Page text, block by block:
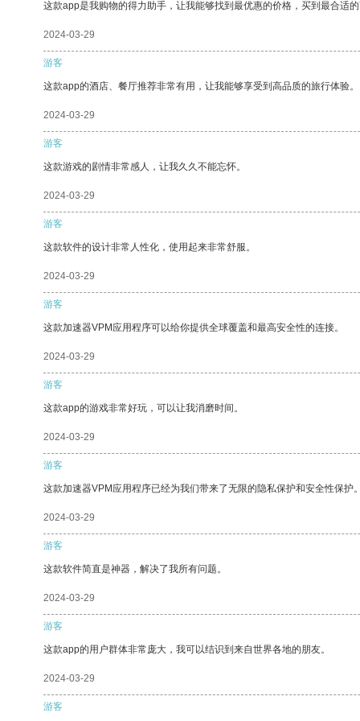
这款app是我购物的得力助手，让我能够找到最优惠的价格，买到最合适
2024-03-29
游客
这款app的酒店、餐厅推荐非常有用，让我能够享受到高品质的旅行体验。
2024-03-29
游客
这款游戏的剧情非常感人，让我久久不能忘怀。
2024-03-29
游客
这款软件的设计非常人性化，使用起来非常舒服。
2024-03-29
游客
这款加速器VPM应用程序可以给你提供全球覆盖和最高安全性的连接。
2024-03-29
游客
这款app的游戏非常好玩，可以让我消磨时间。
2024-03-29
游客
这款加速器VPM应用程序已经为我们带来了无限的隐私保护和安全性保护
2024-03-29
游客
这款软件简直是神器，解决了我所有问题。
2024-03-29
游客
这款app的用户群体非常庞大，我可以结识到来自世界各地的朋友。
2024-03-29
游客